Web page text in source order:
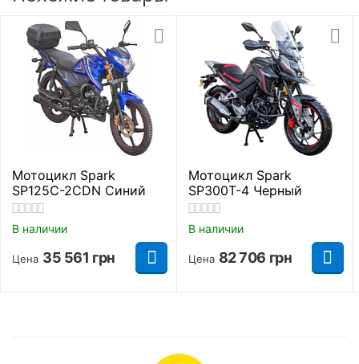
38 мм и прогрессивными характеристиками.
Задний маятник получил регулируемый
моноамортизатор.
Габаритные размеры
Полная высота 1105 мм.
Длинна 2060 мм.
760 мм.
Высота до сидения 780 мм.
Длинна колесной базы
Мотоцикл Spark
SP125C-2CDN Синий
В наличии
Цена 35 561 грн
Мотоцикл Spark
SP300T-4 Черный
В наличии
Цена 82 706 грн